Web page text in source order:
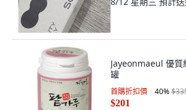
Jayeonmaeul 優質
罐
首購折扣價 40%
$201